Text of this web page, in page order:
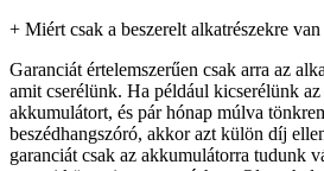
+ Miért csak a beszerelt alkatrészekre
Garanciát értelemszerűen csak arra az
amit cserélünk. Ha például kicserélünk
akkumulátort, és pár hónap múlva
beszédhangszóró, akkor azt külön díj
garanciát csak az akkumulátorra tudunk